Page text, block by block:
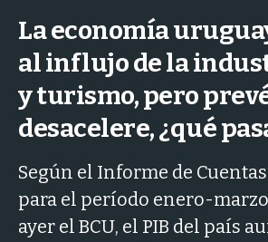
La economía
al influjo de la
y turismo, pero
desacelere, ¿qué
Según el Informe de
para el período enero-
ayer el BCU, el PIB del país